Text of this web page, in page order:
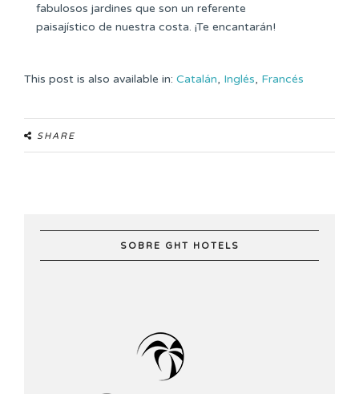
fabulosos jardines que son un referente
paisajístico de nuestra costa. ¡Te encantarán!
This post is also available in: Catalán Inglés Francés
SHARE
SOBRE GHT HOTELS